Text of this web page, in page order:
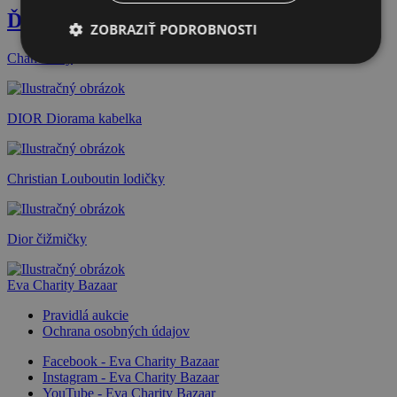
Ďalšie dražby
Chanel šaty
DIOR Diorama kabelka
Christian Louboutin lodičky
Dior čižmičky
Eva Charity Bazaar
Pravidlá aukcie
Ochrana osobných údajov
Facebook - Eva Charity Bazaar
Instagram - Eva Charity Bazaar
YouTube - Eva Charity Bazaar
ZOBRAZIŤ PODROBNOSTI